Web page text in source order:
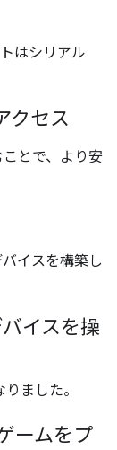
はシリアル
クセス
とで、より安
イスを構築し
イスを操
ました。
ームをプ